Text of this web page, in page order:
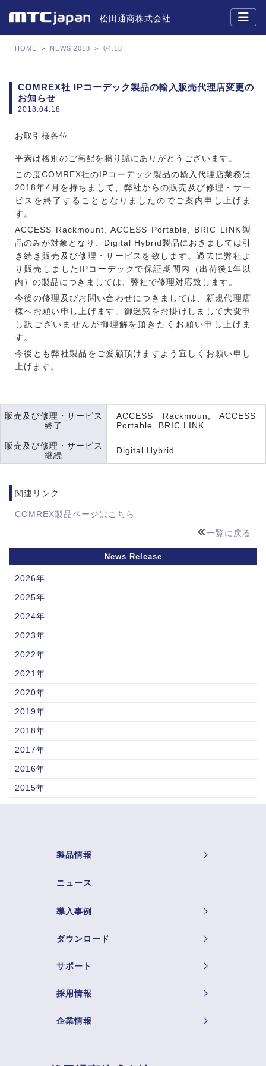
松田通商株式会社
HOME ＞ NEWS 2018 ＞ 04.18
COMREX社 IPコーデック製品の輸入販売代理店変更の
お知らせ
2018.04.18
お取引様各位
平素は格別のご高配を賜り誠にありがとうございます。
この度COMREX社のIPコーデック製品の輸入代理店業務は
2018年4月を持ちまして、弊社からの販売及び修理・サー
ビスを終了することとなりましたのでご案内申し上げま
す。
ACCESS Rackmount, ACCESS Portable, BRIC LINK製
品のみが対象となり、Digital Hybrid製品におきましては引
き続き販売及び修理・サービスを致します。過去に弊社よ
り販売しましたIPコーデックで保証期間内（出荷後1年以
内）の製品につきましては、弊社で修理対応致します。
今後の修理及びお問い合わせにつきましては、新規代理店
様へお願い申し上げます。御迷惑をお掛けしまして大変申
し訳ございませんが御理解を頂きたくお願い申し上げま
す。
今後とも弊社製品をご愛顧頂けますよう宜しくお願い申し
上げます。
販売及び修理・サービス
終了
ACCESS Rackmoun, ACCESS
Portable, BRIC LINK
販売及び修理・サービス
継続
Digital Hybrid
関連リンク
COMREX製品ページはこちら
一覧に戻る
News Release
2026年
2025年
2024年
2023年
2022年
2021年
2020年
2019年
2018年
2017年
2016年
2015年
製品情報
ニュース
導入事例
ダウンロード
サポート
採用情報
企業情報